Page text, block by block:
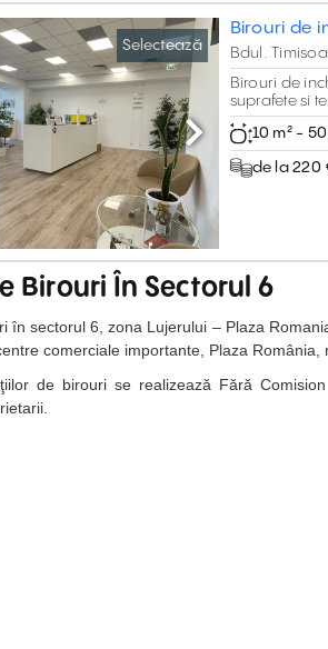
Selectează
Next
Birouri de
Bdul.
Birouri de
suprafete si
Plaza, langa
10 m² - 50
de la 220
Birouri În Sectorul 6
în sectorul 6, zona Lujerului – Plaza
comerciale importante, Plaza România,
de birouri se realizează Fără